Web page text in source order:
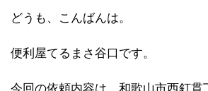
どうも、こんばんは。
便利屋てるまさ谷口です。
今回の依頼内容は、和歌山市西釘貫